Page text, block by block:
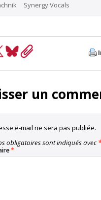
Synergy Vocals
un
e-mail ne sera pas publiée.
obligatoires sont indiqués avec *
*